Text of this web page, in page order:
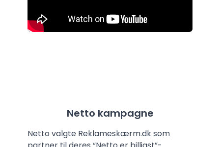
Netto kampagne
Netto valgte Reklameskærm.dk som